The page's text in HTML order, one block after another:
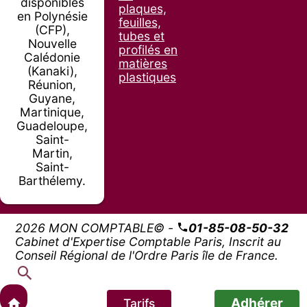
en Polynésie
(CFP),
Nouvelle
Calédonie
(Kanaki),
Réunion,
Guyane,
Martinique,
Guadeloupe,
Saint-
Martin,
Saint-
Barthélemy.
plaques,
feuilles,
tubes et
profilés en
matières
plastiques
2026 MON COMPTABLE© -
01-85-08-50-32
Cabinet d'Expertise Comptable Paris, Inscrit au
Conseil Régional de l'Ordre Paris île de France.
Tarifs Adhérer